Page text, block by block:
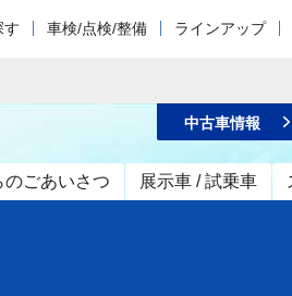
す 車検/点検/整備 ラインアップ
のごあいさつ 展示車 / 試乗車
中古車情報